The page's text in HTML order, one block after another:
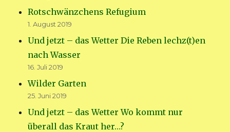
Rotschwänzchens Refugium
1. August 2019
Und jetzt – das Wetter Die Reben lechz(t)en
nach Wasser
16. Juli 2019
Wilder Garten
25. Juni 2019
Und jetzt – das Wetter Wo kommt nur
überall das Kraut her…?